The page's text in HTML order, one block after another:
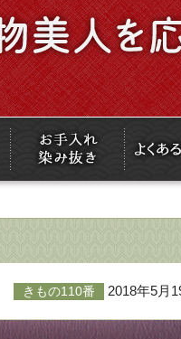
きもの110番 2018年5月